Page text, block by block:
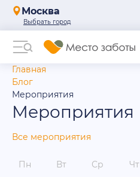
Москва
Главная
Блог
Мероприятия
Мероприятия
Все мероприятия
Пн Вт Ср Чт